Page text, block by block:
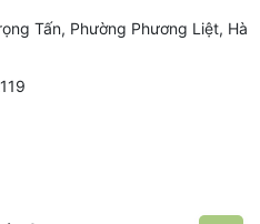
Tấn, Phường Phương Liệt, Hà